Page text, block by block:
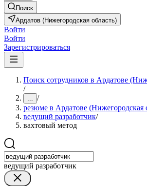
Поиск
Ардатов (Нижегородская область)
Войти
Войти
Зарегистрироваться
Поиск сотрудников в Ардатове
/
... /
резюме в Ардатове (Нижегородская
ведущий разработчик/
вахтовый метод
ведущий разработчик